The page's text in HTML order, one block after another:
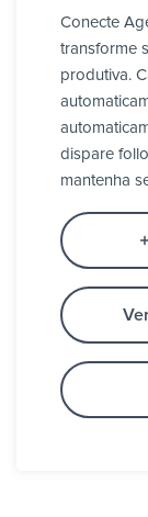
Conecte
transforme
produtiva.
dispare
mantenha